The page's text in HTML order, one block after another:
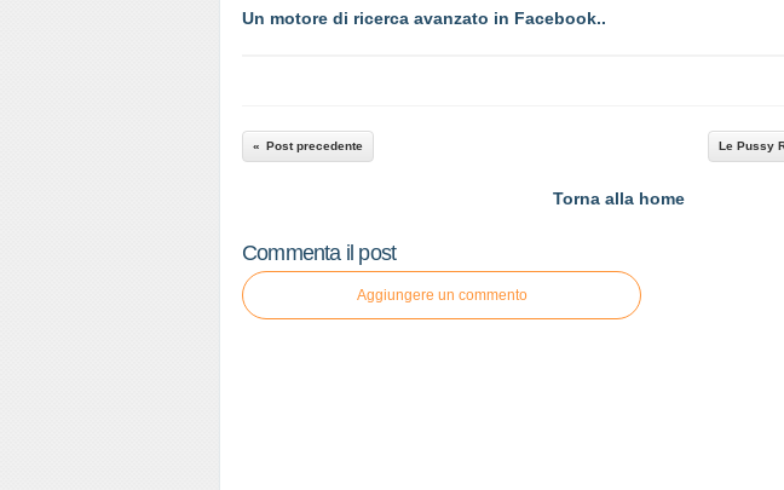
Un motore di ricerca avanzato in Facebook..
Post precedente Le Pussy
Torna alla home
Commenta il post
Aggiungere un commento